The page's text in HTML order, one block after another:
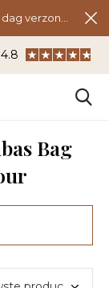
WhatsApp: 06 -
4.8
Bag